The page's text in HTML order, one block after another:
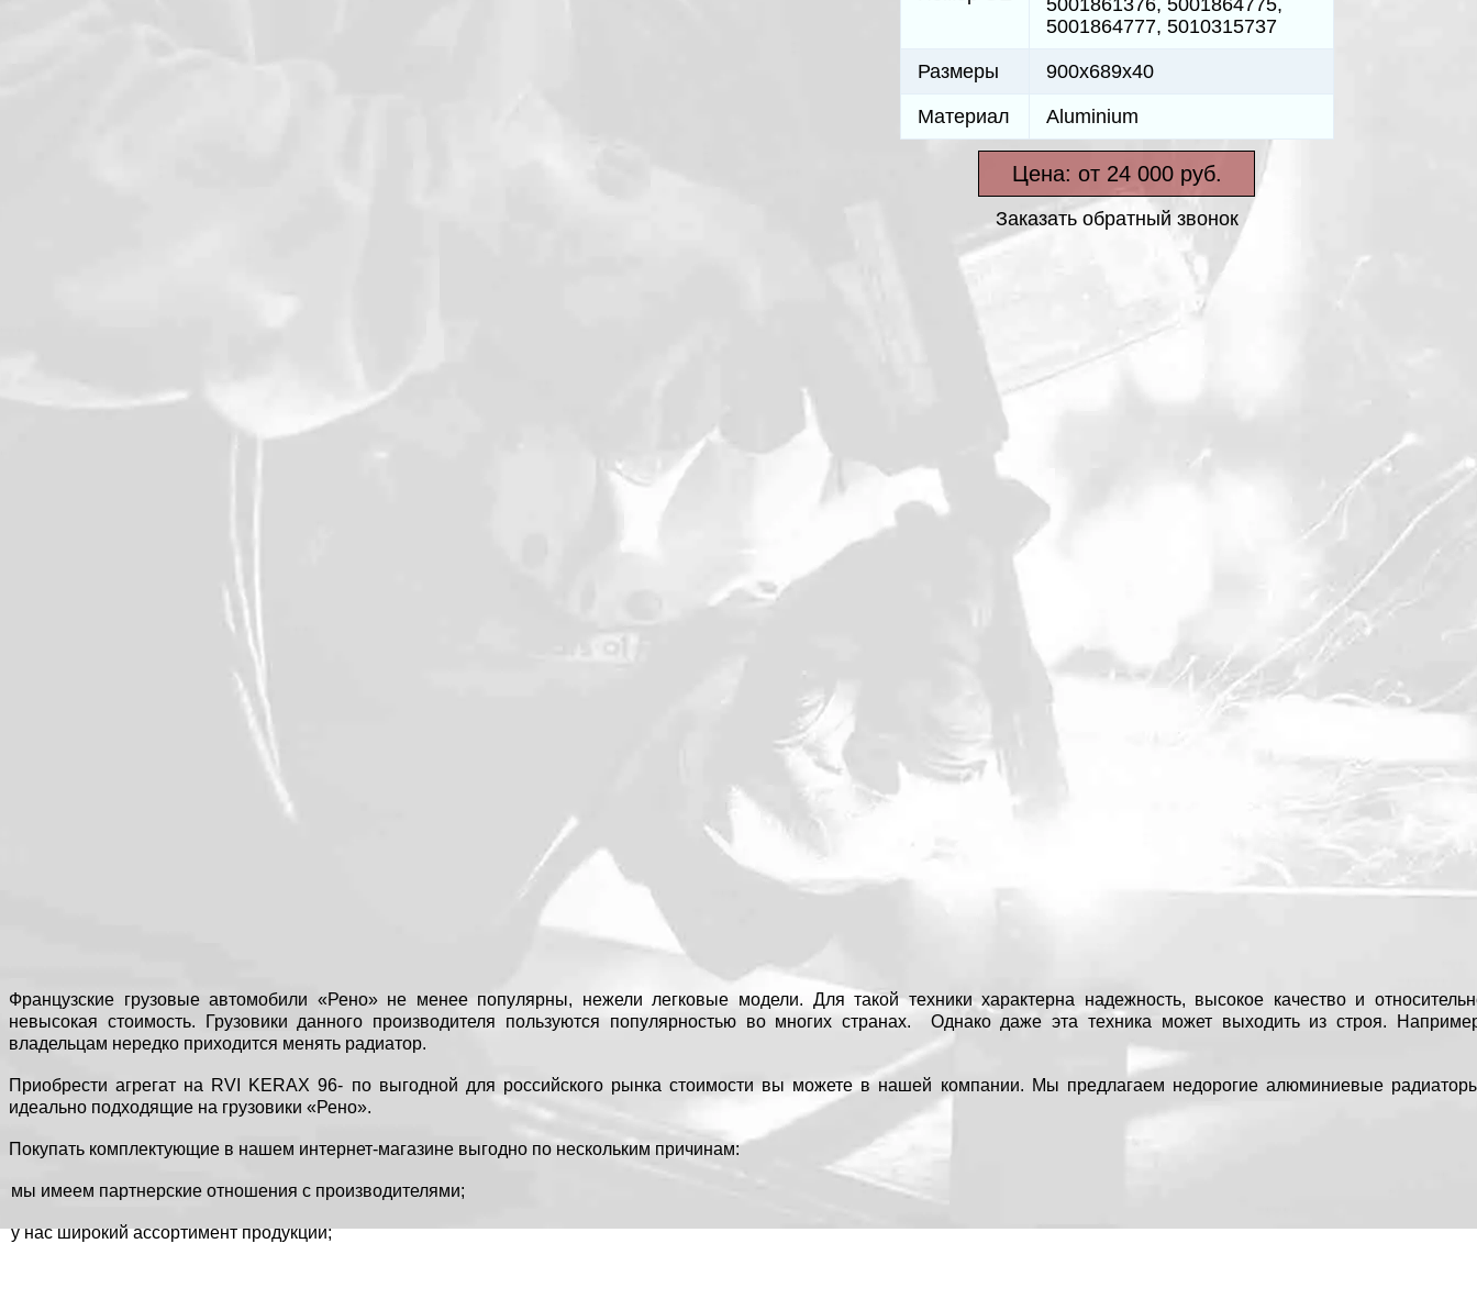
5001864777, 5010315737
Размеры 900x689x40
Материал Aluminium
Цена: от 24 000 руб.
Заказать обратный звонок
Французские грузовые автомобили «Рено» не менее популярны, нежели легковые модели. Для такой техники характерна надежность, высокое качество и
невысокая стоимость. Грузовики данного производителя пользуются популярностью во многих странах. Однако даже эта техника может выходить из строя.
владельцам нередко приходится менять радиатор.
Приобрести агрегат на RVI KERAX 96- по выгодной для российского рынка стоимости вы можете в нашей компании. Мы предлагаем недорогие алюминиевые
идеально подходящие на грузовики «Рено».
Покупать комплектующие в нашем интернет-магазине выгодно по нескольким причинам:
мы имеем партнерские отношения с производителями;
у нас широкий ассортимент продукции;